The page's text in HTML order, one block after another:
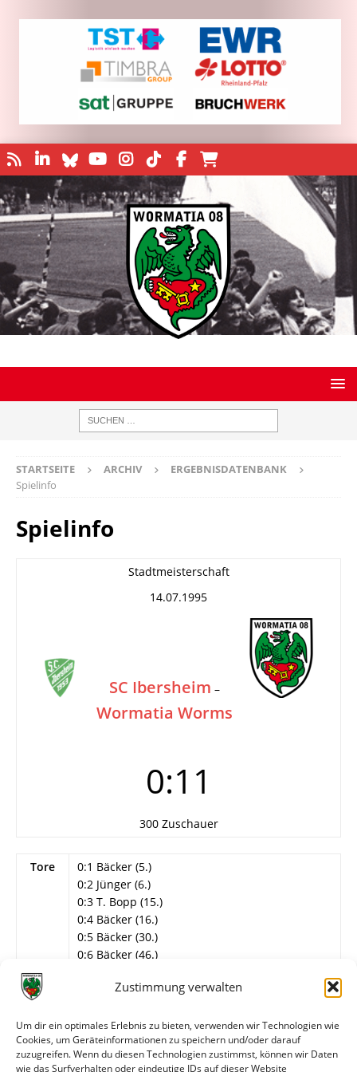
Zustimmung verwalten
Um dir ein optimales Erlebnis zu bieten, verwenden wir Technologien wie
Cookies, um Geräteinformationen zu speichern und/oder darauf
zuzugreifen. Wenn du diesen Technologien zustimmst, können wir Daten
wie das Surfverhalten oder eindeutige IDs auf dieser Website
STARTSEITE ARCHIV
ERGEBNISDATENBANK
Spielinfo
Spielinfo
Stadtmeisterschaft
14.07.1995
SC Ibersheim –
Wormatia Worms
0:11
300 Zuschauer
Tore
0:1 Bäcker (5.)
0:2 Jünger (6.)
0:3 T. Bopp (15.)
0:4 Bäcker (16.)
0:5 Bäcker (30.)
0:6 Bäcker (46.)
0:8 Dexheimer (60.)
0:10 T. Bopp (82.)
0:11 Jünger (88.)
Info
Stadtmeisterschaft, Zwischenrunde